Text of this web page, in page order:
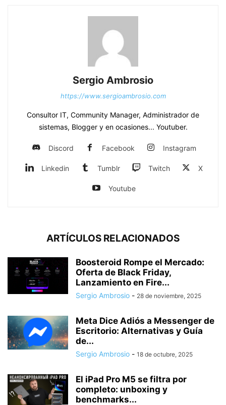
Sergio Ambrosio
https://www.sergioambrosio.com
Consultor IT, Community Manager, Administrador de
sistemas, Blogger y en ocasiones... Youtuber.
Discord Facebook Instagram
Linkedin Tumblr Twitch X
Youtube
ARTÍCULOS RELACIONADOS
Boosteroid Rompe el Mercado:
Oferta de Black Friday,
Lanzamiento en Fire...
Sergio Ambrosio - 28 de noviembre, 2025
Meta Dice Adiós a Messenger de
Escritorio: Alternativas y Guía
de...
Sergio Ambrosio - 18 de octubre, 2025
El iPad Pro M5 se filtra por
completo: unboxing y
benchmarks...